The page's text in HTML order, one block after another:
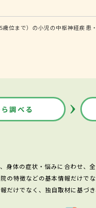
位まで）の小児の中枢神経疾
調べる
身体の症状・悩みに合わせ、
の特徴などの基本情報だけで
だけでなく、独自取材に基づ